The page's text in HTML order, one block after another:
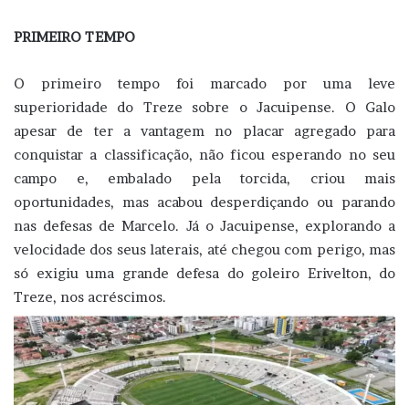
PRIMEIRO TEMPO
O primeiro tempo foi marcado por uma leve
superioridade do Treze sobre o Jacuipense. O Galo
apesar de ter a vantagem no placar agregado para
conquistar a classificação, não ficou esperando no seu
campo e, embalado pela torcida, criou mais
oportunidades, mas acabou desperdiçando ou parando
nas defesas de Marcelo. Já o Jacuipense, explorando a
velocidade dos seus laterais, até chegou com perigo, mas
só exigiu uma grande defesa do goleiro Erivelton, do
Treze, nos acréscimos.